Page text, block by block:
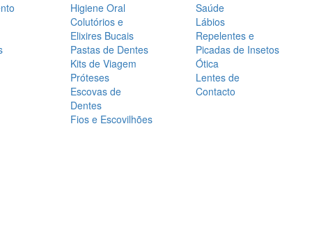
Higiene Oral
Colutórios e
Elixires Bucais
Pastas de Dentes
Kits de Viagem
Próteses
Escovas de
Dentes
Fios e Escovilhões
Saúde
Lábios
Repelentes e
Picadas de Insetos
Ótica
Lentes de
Contacto